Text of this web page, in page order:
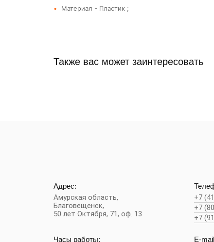
Материал - Пластик ;
Также вас может заинтересовать
Адрес:
Амурская область,
Благовещенск,
50 лет Октября, 71, оф. 13
+7
+7
+7
Часы работы: E-